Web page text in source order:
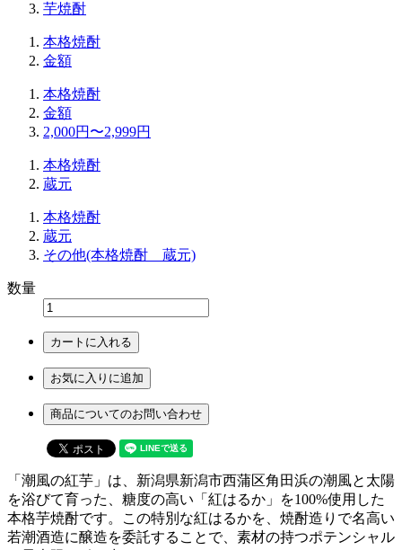
芋焼酎
本格焼酎
金額
本格焼酎
金額
2,000円〜2,999円
本格焼酎
蔵元
本格焼酎
蔵元
その他(本格焼酎 蔵元)
数量
カートに入れる
お気に入りに追加
商品についてのお問い合わせ
「潮風の紅芋」は、新潟県新潟市西蒲区角田浜の潮風と太陽
を浴びて育った、糖度の高い「紅はるか」を100%使用した
本格芋焼酎です。この特別な紅はるかを、焼酎造りで名高い
若潮酒造に醸造を委託することで、素材の持つポテンシャル